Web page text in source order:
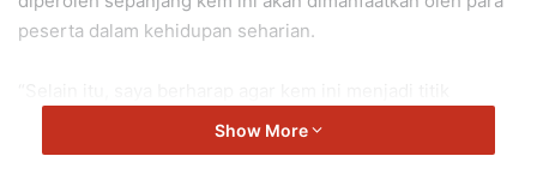
peserta dalam kehidupan seharian.
permulaan dalam melahirkan generasi Al-Fateh yang
berjiwa besar, berakhlak mulia, dan berwawasan tinggi.
Show More